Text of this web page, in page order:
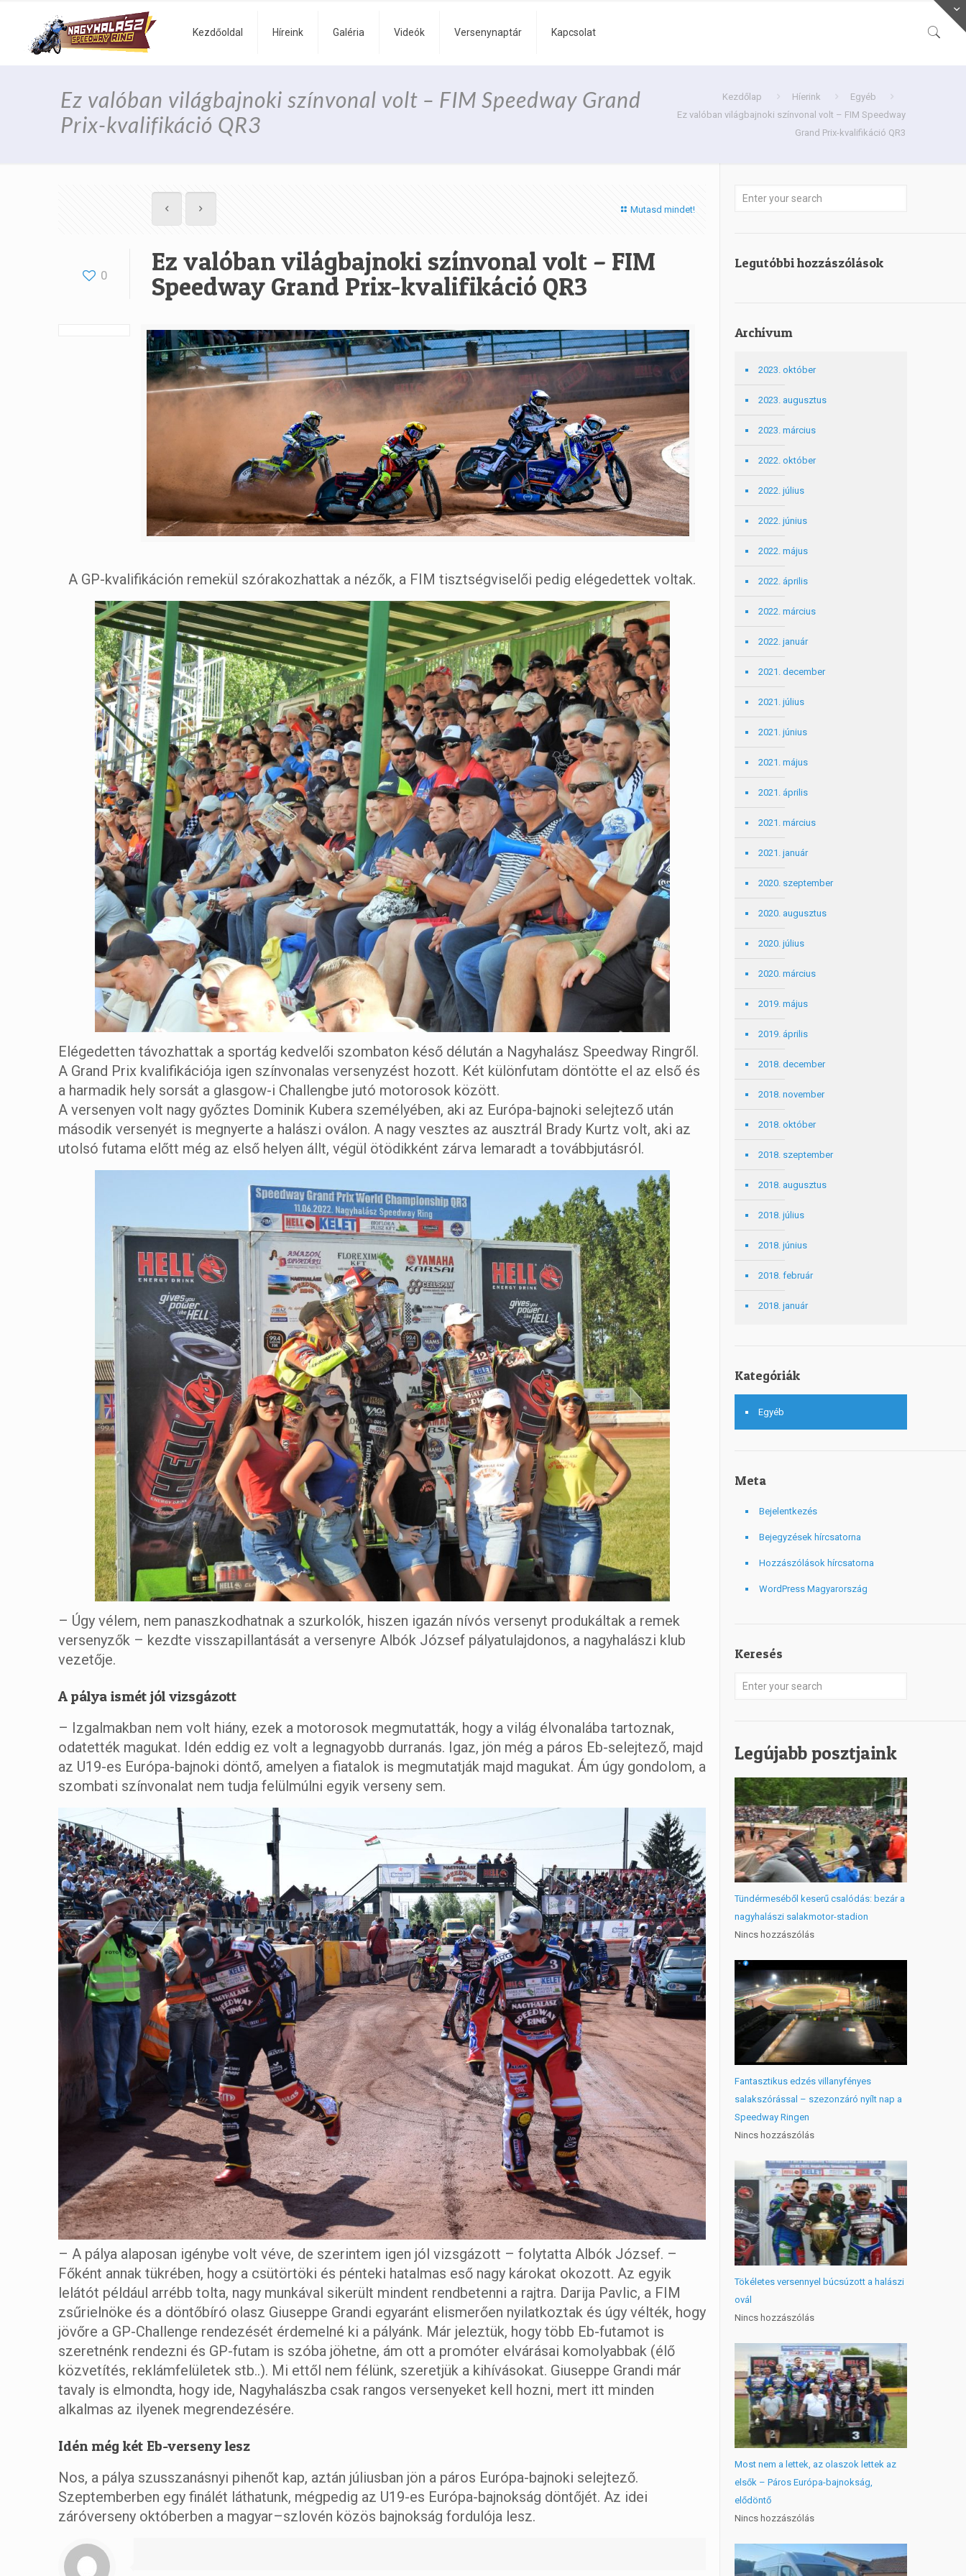
Kezdőoldal Híreink Galéria Videók Versenynaptár Kapcsolat
Ez valóban világbajnoki színvonal volt – FIM Speedway Grand
Prix-kvalifikáció QR3
Kezdőlap Híerink
Egyéb
Ez valóban világbajnoki színvonal volt – FIM Speedway
Grand Prix-kvalifikáció QR3
Mutasd mindet!
0
Ez valóban világbajnoki színvonal volt – FIM
Speedway Grand Prix-kvalifikáció QR3
A GP-kvalifikáción remekül szórakozhattak a nézők, a FIM tisztségviselői pedig elégedettek voltak.
Elégedetten távozhattak a sportág kedvelői szombaton késő délután a Nagyhalász Speedway Ringről.
A Grand Prix kvalifikációja igen színvonalas versenyzést hozott. Két különfutam döntötte el az első és
a harmadik hely sorsát a glasgow-i Challengbe jutó motorosok között.
A versenyen volt nagy győztes Dominik Kubera személyében, aki az Európa-bajnoki selejtező után
második versenyét is megnyerte a halászi oválon. A nagy vesztes az ausztrál Brady Kurtz volt, aki az
utolsó futama előtt még az első helyen állt, végül ötödikként zárva lemaradt a továbbjutásról.
– Úgy vélem, nem panaszkodhatnak a szurkolók, hiszen igazán nívós versenyt produkáltak a remek
versenyzők – kezdte visszapillantását a versenyre Albók József pályatulajdonos, a nagyhalászi klub
vezetője.
A pálya ismét jól vizsgázott
– Izgalmakban nem volt hiány, ezek a motorosok megmutatták, hogy a világ élvonalába tartoznak,
odatették magukat. Idén eddig ez volt a legnagyobb durranás. Igaz, jön még a páros Eb-selejtező, majd
az U19-es Európa-bajnoki döntő, amelyen a fiatalok is megmutatják majd magukat. Ám úgy gondolom, a
szombati színvonalat nem tudja felülmúlni egyik verseny sem.
– A pálya alaposan igénybe volt véve, de szerintem igen jól vizsgázott – folytatta Albók József. –
Főként annak tükrében, hogy a csütörtöki és pénteki hatalmas eső nagy károkat okozott. Az egyik
lelátót például arrébb tolta, nagy munkával sikerült mindent rendbetenni a rajtra. Darija Pavlic, a FIM
zsűrielnöke és a döntőbíró olasz Giuseppe Grandi egyaránt elismerően nyilatkoztak és úgy vélték, hogy
jövőre a GP-Challenge rendezését érdemelné ki a pályánk. Már jeleztük, hogy több Eb-futamot is
szeretnénk rendezni és GP-futam is szóba jöhetne, ám ott a promóter elvárásai komolyabbak (élő
közvetítés, reklámfelületek stb..). Mi ettől nem félünk, szeretjük a kihívásokat. Giuseppe Grandi már
tavaly is elmondta, hogy ide, Nagyhalászba csak rangos versenyeket kell hozni, mert itt minden
alkalmas az ilyenek megrendezésére.
Idén még két Eb-verseny lesz
Nos, a pálya szusszanásnyi pihenőt kap, aztán júliusban jön a páros Európa-bajnoki selejtező.
Szeptemberben egy finálét láthatunk, mégpedig az U19-es Európa-bajnokság döntőjét. Az idei
záróverseny októberben a magyar–szlovén közös bajnokság fordulója lesz.
Legutóbbi hozzászólások
Archívum
2023. október
2023. augusztus
2023. március
2022. október
2022. július
2022. június
2022. május
2022. április
2022. március
2022. január
2021. december
2021. július
2021. június
2021. május
2021. április
2021. március
2021. január
2020. szeptember
2020. augusztus
2020. július
2020. március
2019. május
2019. április
2018. december
2018. november
2018. október
2018. szeptember
2018. augusztus
2018. július
2018. június
2018. február
2018. január
Kategóriák
Egyéb
Meta
Bejelentkezés
Bejegyzések hírcsatorna
Hozzászólások hírcsatorna
WordPress Magyarország
Keresés
Legújabb posztjaink
Tündérmeséből keserű csalódás: bezár a
nagyhalászi salakmotor-stadion
Nincs hozzászólás
Fantasztikus edzés villanyfényes
salakszórással – szezonzáró nyílt nap a
Speedway Ringen
Nincs hozzászólás
Tökéletes versennyel búcsúzott a halászi
ovál
Nincs hozzászólás
Most nem a lettek, az olaszok lettek az
elsők – Páros Európa-bajnokság,
elődöntő
Nincs hozzászólás